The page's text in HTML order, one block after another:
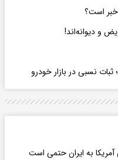
است؟
و دیوانه‌اند!
نسبی در بازار خودرو
آمریکا به ایران حتمی است